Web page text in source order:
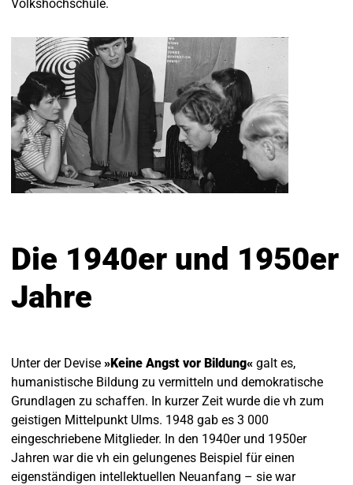
Volkshochschule.
Die 1940er und 1950er
Jahre
Unter der Devise »Keine Angst vor Bildung« galt es,
humanistische Bildung zu vermitteln und demokratische
Grundlagen zu schaffen. In kurzer Zeit wurde die vh zum
geistigen Mittelpunkt Ulms. 1948 gab es 3 000
eingeschriebene Mitglieder. In den 1940er und 1950er
Jahren war die vh ein gelungenes Beispiel für einen
eigenständigen intellektuellen Neuanfang – sie war